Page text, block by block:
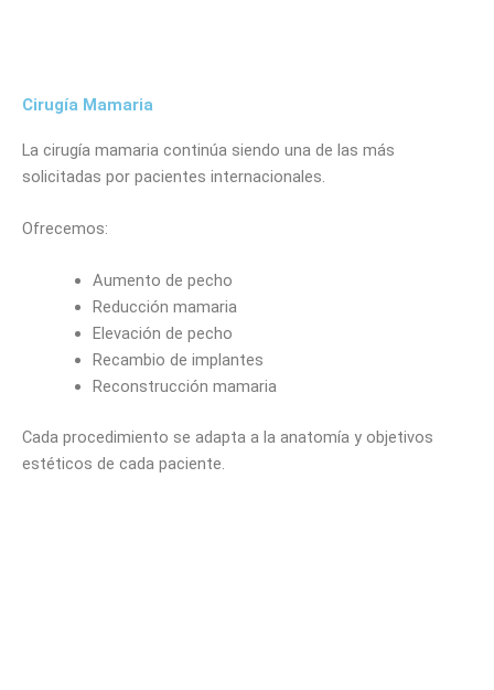
Cirugía Mamaria
La cirugía mamaria continúa siendo una de las más
solicitadas por pacientes internacionales.
Ofrecemos:
Aumento de pecho
Reducción mamaria
Elevación de pecho
Recambio de implantes
Reconstrucción mamaria
Cada procedimiento se adapta a la anatomía y objetivos
estéticos de cada paciente.